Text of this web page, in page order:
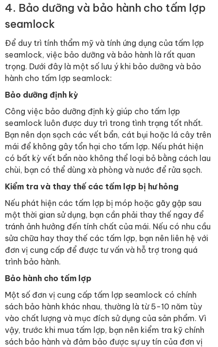
4. Bảo dưỡng và bảo hành cho tấm lợp
seamlock
Để duy trì tính thẩm mỹ và tính ứng dụng của tấm lợp
seamlock, việc bảo dưỡng và bảo hành là rất quan
trọng. Dưới đây là một số lưu ý khi bảo dưỡng và bảo
hành cho tấm lợp seamlock:
Bảo dưỡng định kỳ
Công việc bảo dưỡng định kỳ giúp cho tấm lợp
seamlock luôn được duy trì trong tình trạng tốt nhất.
Bạn nên dọn sạch các vết bẩn, cát bụi hoặc lá cây trên
mái để không gây tổn hại cho tấm lợp. Nếu phát hiện
có bất kỳ vết bẩn nào không thể loại bỏ bằng cách lau
chùi, bạn có thể dùng xà phòng và nước để rửa sạch.
Kiểm tra và thay thế các tấm lợp bị hư hỏng
Nếu phát hiện các tấm lợp bị móp hoặc gãy gập sau
một thời gian sử dụng, bạn cần phải thay thế ngay để
tránh ảnh hưởng đến tính chất của mái. Nếu có nhu cầu
sửa chữa hay thay thế các tấm lợp, bạn nên liên hệ với
đơn vị cung cấp để được tư vấn và hỗ trợ trong quá
trình bảo hành.
Bảo hành cho tấm lợp
Một số đơn vị cung cấp tấm lợp seamlock có chính
sách bảo hành khác nhau, thường là từ 5-10 năm tùy
vào chất lượng và mục đích sử dụng của sản phẩm. Vì
vậy, trước khi mua tấm lợp, bạn nên kiểm tra kỹ chính
sách bảo hành và đảm bảo được sự uy tín của đơn vị